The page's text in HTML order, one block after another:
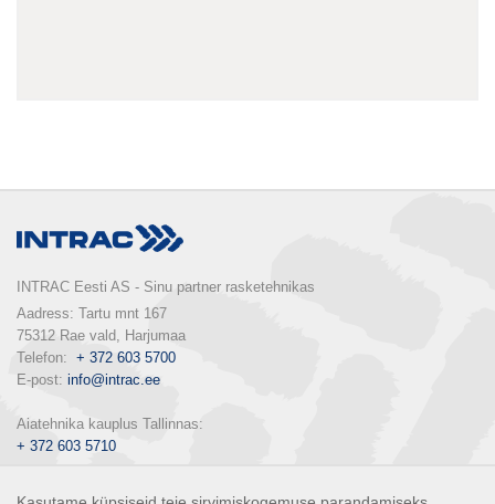
INTRAC Eesti AS - Sinu partner rasketehnikas
Aadress: Tartu mnt 167
75312 Rae vald, Harjumaa
Telefon: + 372 603 5700
E-post: info@intrac.ee
+ 372 603 5710